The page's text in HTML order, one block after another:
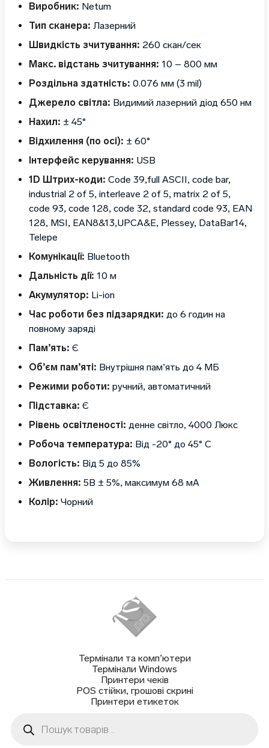
Виробник: Netum
Тип сканера: Лазерний
Швидкість зчитування: 260 скан/сек
Макс. відстань зчитування: 10 – 800 мм
Роздільна здатність: 0.076 мм (3 mil)
Джерело світла: Видимий лазерний діод 650 нм
Нахил: ± 45°
Відхилення (по осі): ± 60°
Інтерфейс керування: USB
1D Штрих-коди: Code 39,full ASCII, code bar,
industrial 2 of 5, interleave 2 of 5, matrix 2 of 5,
code 93, code 128, code 32, standard code 93, EAN
128, MSI, EAN8&13,UPCA&E, Plessey, DataBar14,
Telepe
Комунікації: Bluetooth
Дальність дії: 10 м
Акумулятор: Li-ion
Час роботи без підзарядки: до 6 годин на
повному заряді
Пам’ять: Є
Об’єм пам’яті: Внутрішня пам’ять до 4 МБ
Режими роботи: ручний, автоматичний
Підставка: Є
Рівень освітленості: денне світло, 4000 Люкс
Робоча температура: Від -20° до 45° C
Вологість: Від 5 до 85%
Живлення: 5В ± 5%, максимум 68 мА
Колір: Чорний
Термінали та комп’ютери
Термінали Windows
Принтери чеків
POS стійки, грошові скрині
Принтери етикеток
товарів